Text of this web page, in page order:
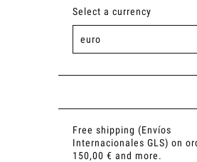
Select a currency
Free shipping (Envíos
Internacionales GLS) on
150,00 € and more.